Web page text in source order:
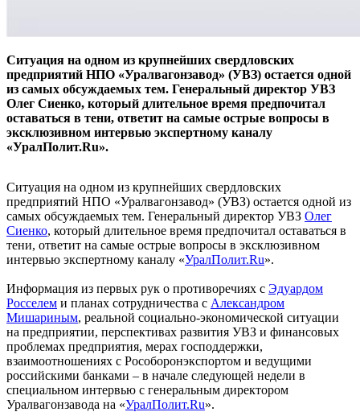
Ситуация на одном из крупнейших свердловских
предприятий НПО «Уралвагонзавод» (УВЗ) остается одной
из самых обсуждаемых тем. Генеральный директор УВЗ
Олег Сиенко, который длительное время предпочитал
оставаться в тени, ответит на самые острые вопросы в
эксклюзивном интервью экспертному каналу
«УралПолит.Ru».
Ситуация на одном из крупнейших свердловских
предприятий НПО «Уралвагонзавод» (УВЗ) остается одной из
самых обсуждаемых тем. Генеральный директор УВЗ Олег
Сиенко, который длительное время предпочитал оставаться в
тени, ответит на самые острые вопросы в эксклюзивном
интервью экспертному каналу «УралПолит.Ru».
Информация из первых рук о противоречиях с Эдуардом
Росселем и планах сотрудничества с Александром
Мишариным, реальной социально-экономической ситуации
на предприятии, перспективах развития УВЗ и финансовых
проблемах предприятия, мерах господдержки,
взаимоотношениях с Рособоронэкспортом и ведущими
российскими банками – в начале следующей недели в
специальном интервью с генеральным директором
Уралвагонзавода на «УралПолит.Ru».